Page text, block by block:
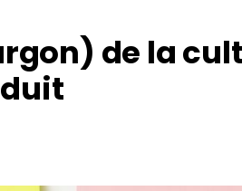
de la